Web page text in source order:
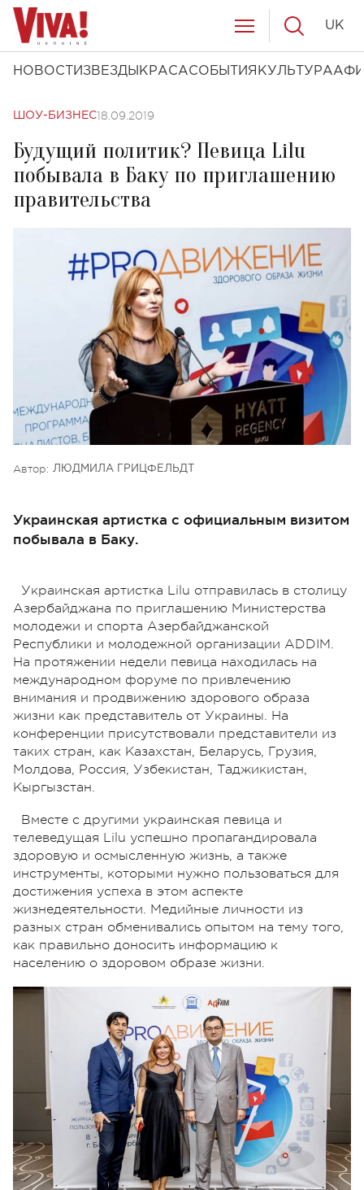
НОВОСТИ ЗВЕЗДЫ КРАСАСОБЫТИЯ КУЛЬТУРА
UK
ШОУ-БИЗНЕС18.09.2019
Будущий политик? Певица Lilu
побывала в Баку по приглашению
правительства
Автор: ЛЮДМИЛА ГРИЦФЕЛЬДТ
Украинская артистка с официальным визитом
побывала в Баку.
Украинская артистка Lilu отправилась в столицу
Азербайджана по приглашению Министерства
молодежи и спорта Азербайджанской
Республики и молодежной организации ADDIM.
На протяжении недели певица находилась на
международном форуме по привлечению
внимания и продвижению здорового образа
жизни как представитель от Украины. На
конференции присутствовали представители из
таких стран, как Казахстан, Беларусь, Грузия,
Молдова, Россия, Узбекистан, Таджикистан,
Кыргызстан.
Вместе с другими украинская певица и
телеведущая Lilu успешно пропагандировала
здоровую и осмысленную жизнь, а также
инструменты, которыми нужно пользоваться для
достижения успеха в этом аспекте
жизнедеятельности. Медийные личности из
разных стран обменивались опытом на тему того,
как правильно доносить информацию к
населению о здоровом образе жизни.